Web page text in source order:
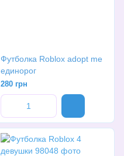
Футболка Roblox adopt me
единорог
280 грн